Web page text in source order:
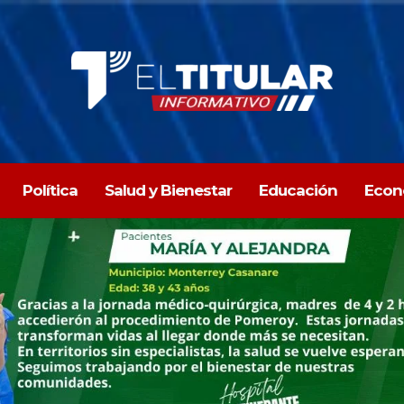
Política Salud y Bienestar Educación